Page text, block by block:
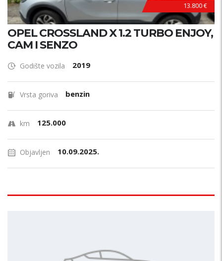
13.800 €
OPEL CROSSLAND X 1.2 TURBO ENJOY,
CAM I SENZO
Godište vozila 2019
Vrsta goriva benzin
km 125.000
Objavljen 10.09.2025.